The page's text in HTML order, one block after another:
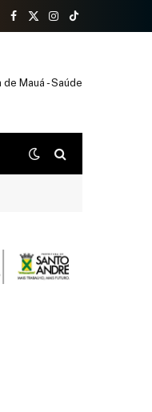
Facebook
X
Instagram
TikTok